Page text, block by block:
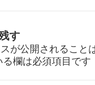
す
が公開されること
る欄は必須項目です